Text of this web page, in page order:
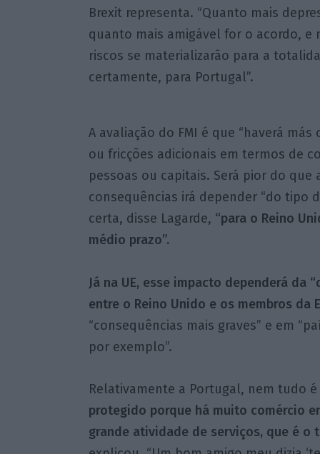
Brexit representa. “Quanto mais
quanto mais amigável for o acordo, e
riscos se materializarão para a
certamente, para Portugal”.
A avaliação do FMI é que “haverá
ou fricções adicionais em termos de
pessoas ou capitais. Será pior do que
consequências irá depender “do tipo
certa, disse Lagarde, “para o Reino
médio prazo”.
Já na UE, esse impacto dependerá da
entre o Reino Unido e os membros da
“consequências mais graves” e em
por exemplo”.
Relativamente a Portugal, nem tudo
protegido porque há muito comércio
grande atividade de serviços, que é o